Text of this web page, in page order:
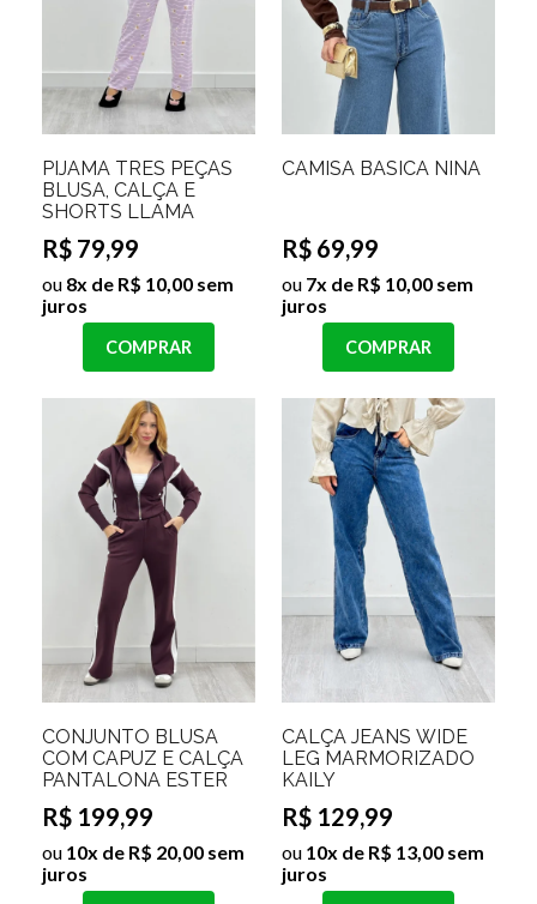
PIJAMA TRES PEÇAS
BLUSA, CALÇA E
SHORTS LLAMA
R$ 79,99
ou 8x de R$ 10,00 sem
juros
COMPRAR
CAMISA BASICA NINA
R$ 69,99
ou 7x de R$ 10,00 sem
juros
COMPRAR
CONJUNTO BLUSA
COM CAPUZ E CALÇA
PANTALONA ESTER
R$ 199,99
ou 10x de R$ 20,00 sem
juros
CALÇA JEANS WIDE
LEG MARMORIZADO
KAILY
R$ 129,99
ou 10x de R$ 13,00 sem
juros